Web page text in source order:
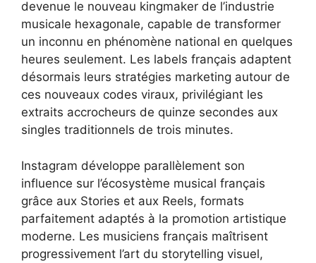
devenue le nouveau kingmaker de l’industrie
musicale hexagonale, capable de transformer
un inconnu en phénomène national en quelques
heures seulement. Les labels français adaptent
désormais leurs stratégies marketing autour de
ces nouveaux codes viraux, privilégiant les
extraits accrocheurs de quinze secondes aux
singles traditionnels de trois minutes.
Instagram développe parallèlement son
influence sur l’écosystème musical français
grâce aux Stories et aux Reels, formats
parfaitement adaptés à la promotion artistique
moderne. Les musiciens français maîtrisent
progressivement l’art du storytelling visuel,